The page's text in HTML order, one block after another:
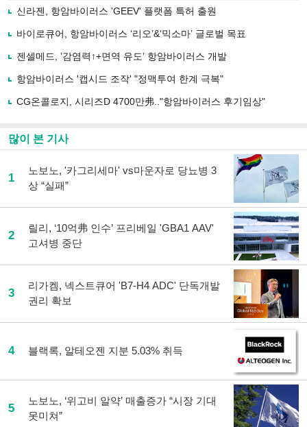
로
사
유
기
신라젠, 항암바이러스 'GEEV' 플랫폼 특허 출원
바이로큐어, 항암바이러스 ‘리오’&‘믹소마’ 글로벌 목표
젠셀메드, ’감염력↑+면역 유도’ 항암바이러스 개발
항암바이러스 '캡시드 조작' "정맥투여 한계 극복"
CG온콜로지, 시리즈D 4700만弗.."항암바이러스 후기임상"
많이 본 기사
1
노보노, '카그리세마' vs마운자로 당뇨병 3
상 “실패”
2
릴리, ‘10억弗 인수’ 프리베일 'GBA1 AAV'
고셔병 중단
3
리가켐, 넥스트큐어 'B7-H4 ADC' 단독개발
권리 확보
4 블랙록, 알테오젠 지분 5.03% 취득
5
노보노, ‘위고비 알약’ 매출증가 “시장 기대
못미쳐”